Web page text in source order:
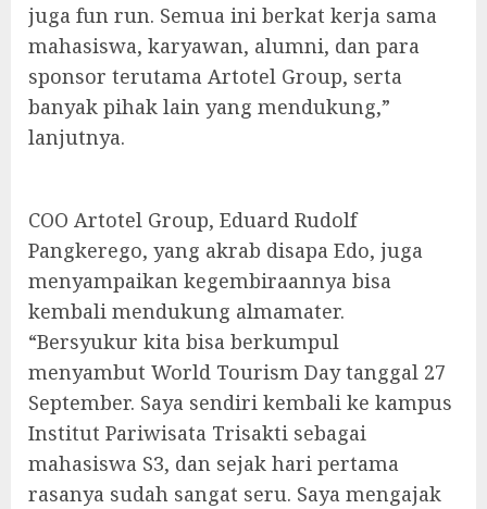
juga fun run. Semua ini berkat kerja sama
mahasiswa, karyawan, alumni, dan para
sponsor terutama Artotel Group, serta
banyak pihak lain yang mendukung,”
lanjutnya.
COO Artotel Group, Eduard Rudolf
Pangkerego, yang akrab disapa Edo, juga
menyampaikan kegembiraannya bisa
kembali mendukung almamater.
“Bersyukur kita bisa berkumpul
menyambut World Tourism Day tanggal 27
September. Saya sendiri kembali ke kampus
Institut Pariwisata Trisakti sebagai
mahasiswa S3, dan sejak hari pertama
rasanya sudah sangat seru. Saya mengajak